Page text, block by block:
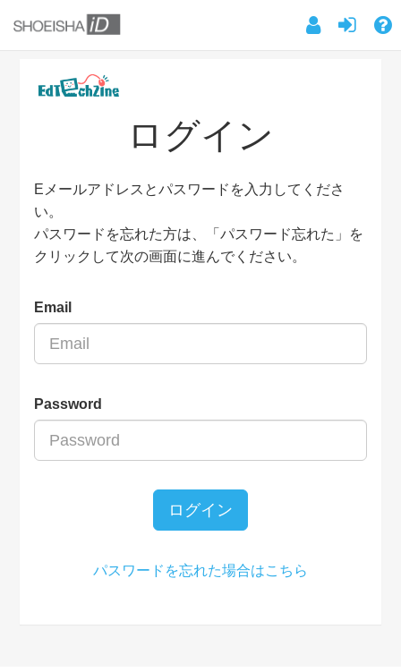
ログイン
Eメールアドレスとパスワードを入力してくださ
い。
パスワードを忘れた方は、「パスワード忘れた」を
クリックして次の画面に進んでください。
Email
Password
ログイン
パスワードを忘れた場合はこちら